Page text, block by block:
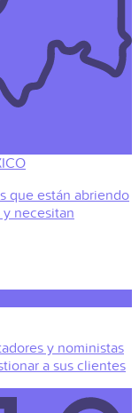
que están abriendo
necesitan
y noministas
a sus clientes